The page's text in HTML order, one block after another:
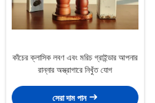
কাঁচের ক্লাসিক লবণ এবং মরিচ গ্রাইন্ডার আপনার
রান্নার অস্ত্রাগারে নিখুঁত যোগ
সেরা দাম পান